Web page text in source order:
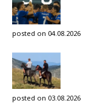
posted on 04.08.2026
posted on 03.08.2026